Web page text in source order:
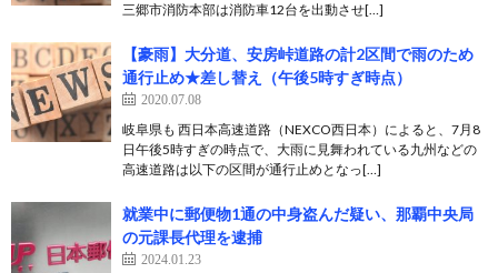
三郷市消防本部は消防車12台を出動させ[…]
【豪雨】大分道、安房峠道路の計2区間で雨のため
通行止め★差し替え（午後5時すぎ時点）
2020.07.08
岐阜県も 西日本高速道路（NEXCO西日本）によると、7月8
日午後5時すぎの時点で、大雨に見舞われている九州などの
高速道路は以下の区間が通行止めとなっ[…]
就業中に郵便物1通の中身盗んだ疑い、那覇中央局
の元課長代理を逮捕
2024.01.23